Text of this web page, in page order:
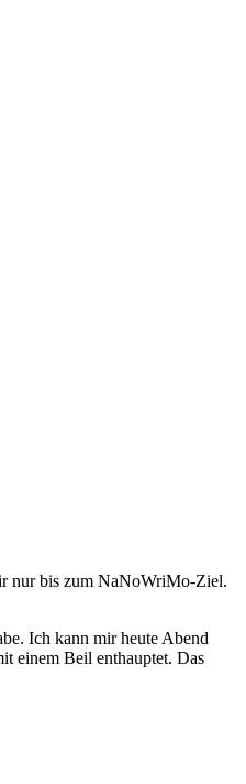
nur bis zum NaNoWriMo-Ziel.
Ich kann mir heute Abend
einem Beil enthauptet. Das